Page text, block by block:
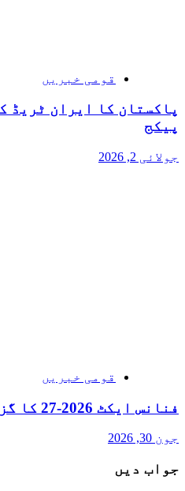
قومی خبریں
پیکج
جولائی 2, 2026
قومی خبریں
فنانس ایکٹ 2026-27 کا گزٹ نوٹیفکیشن جاری
جون 30, 2026
جواب دیں